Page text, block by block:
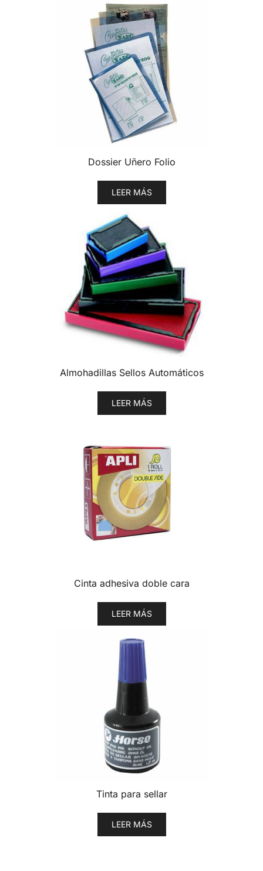
Dossier Uñero Folio
LEER MÁS
Almohadillas Sellos Automáticos
LEER MÁS
Cinta adhesiva doble cara
LEER MÁS
Tinta para sellar
LEER MÁS